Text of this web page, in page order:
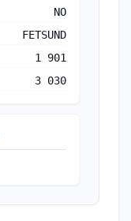
NO
FETSUND
1 901
3 030